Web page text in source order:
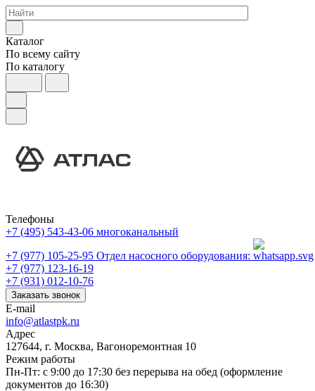
Каталог
По всему сайту
По каталогу
Телефоны
+7 (495) 543-43-06 многоканальный
+7 (977) 105-25-95 Отдел насосного оборудования:
+7 (977) 123-16-19
+7 (931) 012-10-76
Заказать звонок
E-mail
info@atlastpk.ru
Адрес
127644, г. Москва, Вагоноремонтная 10
Режим работы
Пн-Пт: с 9:00 до 17:30 без перерыва на обед (оформление
документов до 16:30)